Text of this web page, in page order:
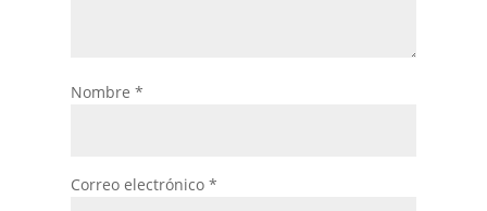
Nombre *
Correo electrónico *